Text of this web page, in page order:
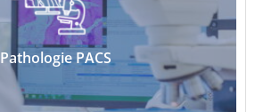
Pathologie PACS